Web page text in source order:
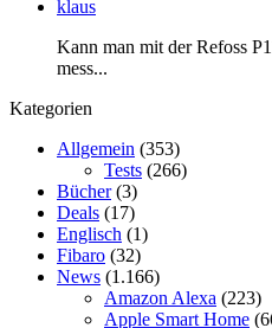
klaus
Kann man mit der Refoss
mess...
Kategorien
Allgemein (353)
Tests (266)
Bücher(3)
Deals (17)
Englisch (1)
Fibaro (32)
News (1.166)
Amazon Alexa (223)
Apple Smart Home